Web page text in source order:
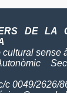
DE LA
sense
c 0049/2626/